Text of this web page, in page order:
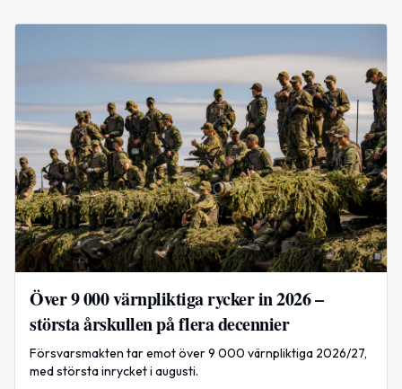
Över 9 000 värnpliktiga rycker in 2026 –
största årskullen på flera decennier
Försvarsmakten tar emot över 9 000 värnpliktiga 2026/27,
med största inrycket i augusti.